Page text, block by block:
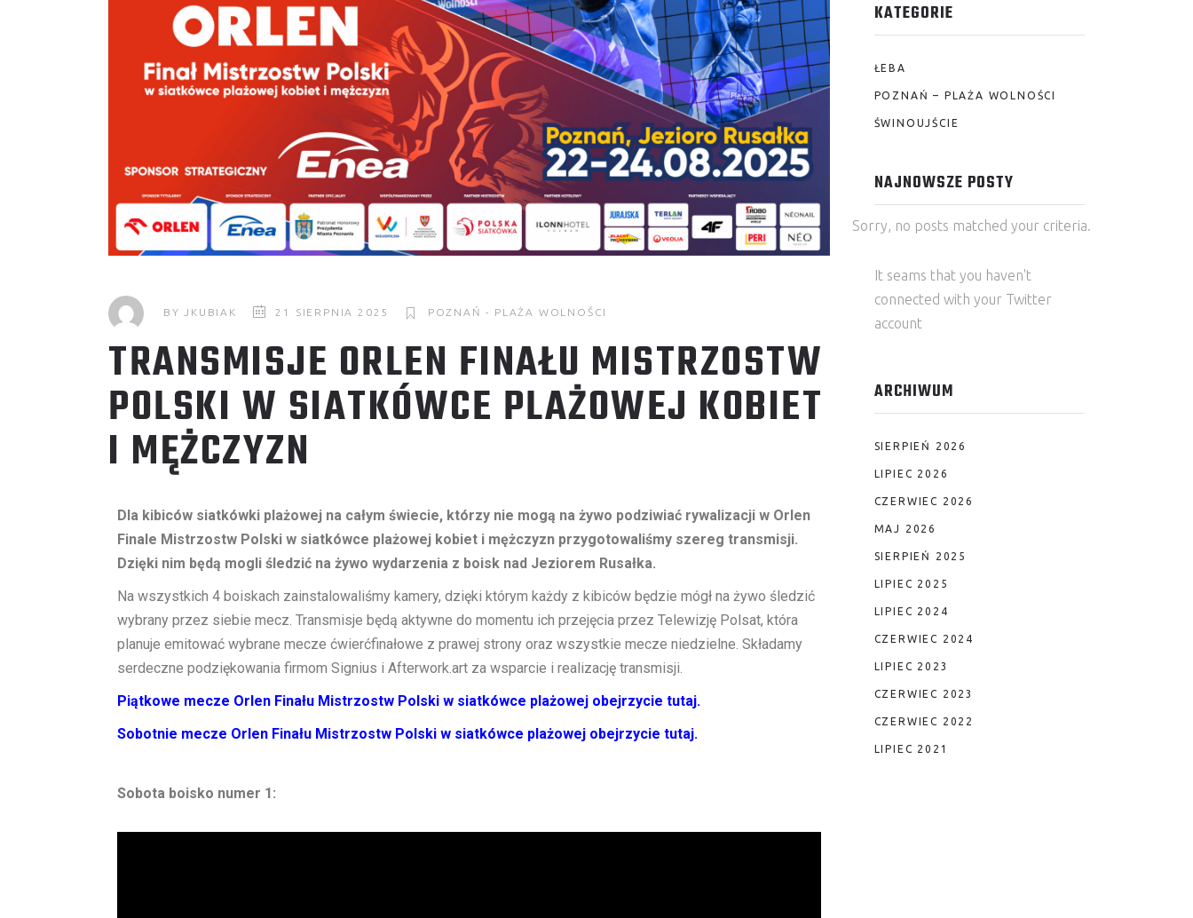
BY JKUBIAK 21 SIERPNIA 2025 POZNAŃ - PLAŻA WOLNOŚCI
TRANSMISJE ORLEN FINAŁU MISTRZOSTW
POLSKI W SIATKÓWCE PLAŻOWEJ KOBIET
I MĘŻCZYZN
Dla kibiców siatkówki plażowej na całym świecie, którzy nie mogą na żywo podziwiać rywalizacji w Orlen
Finale Mistrzostw Polski w siatkówce plażowej kobiet i mężczyzn przygotowaliśmy szereg transmisji.
Dzięki nim będą mogli śledzić na żywo wydarzenia z boisk nad Jeziorem Rusałka.
Na wszystkich 4 boiskach zainstalowaliśmy kamery, dzięki którym każdy z kibiców będzie mógł na żywo śledzić
wybrany przez siebie mecz. Transmisje będą aktywne do momentu ich przejęcia przez Telewizję Polsat, która
planuje emitować wybrane mecze ćwierćfinałowe z prawej strony oraz wszystkie mecze niedzielne. Składamy
serdeczne podziękowania firmom Signius i Afterwork.art za wsparcie i realizację transmisji.
Piątkowe mecze Orlen Finału Mistrzostw Polski w siatkówce plażowej obejrzycie tutaj.
Sobotnie mecze Orlen Finału Mistrzostw Polski w siatkówce plażowej obejrzycie tutaj.
Sobota boisko numer 1:
KATEGORIE
ŁEBA
POZNAŃ – PLAŻA WOLNOŚCI
ŚWINOUJŚCIE
NAJNOWSZE POSTY
Sorry, no posts matched your criteria.
It seams that you haven't
connected with your Twitter
account
ARCHIWUM
SIERPIEŃ 2026
LIPIEC 2026
CZERWIEC 2026
MAJ 2026
SIERPIEŃ 2025
LIPIEC 2025
LIPIEC 2024
CZERWIEC 2024
LIPIEC 2023
CZERWIEC 2023
CZERWIEC 2022
LIPIEC 2021